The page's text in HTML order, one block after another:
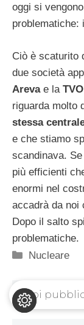
oggi si
problematiche: il
Ciò è scaturito
due società
Arevae la TVO
riguarda molto
stessa
e che stiamo
scandinava.
più efficienti
enormi nel
accadrà da noi
Dopo il salto
problematiche.
Categorie
Nucleare
Vuoi